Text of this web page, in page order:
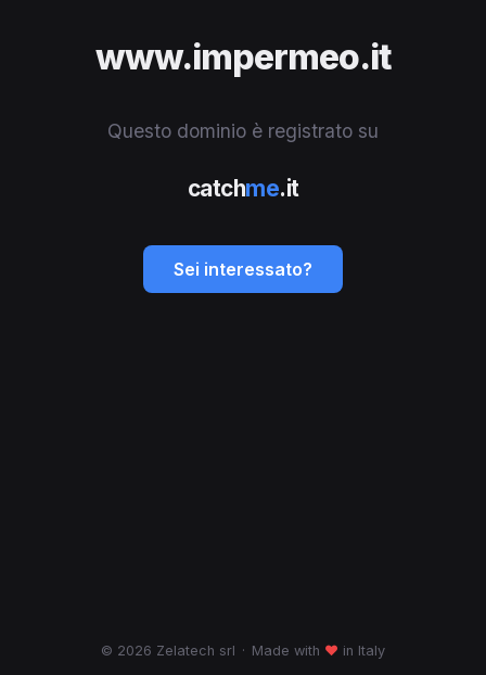
www.impermeo.it
Questo dominio è registrato su
catchme.it
Sei interessato?
© 2026 Zelatech srl · Made with ♥ in Italy